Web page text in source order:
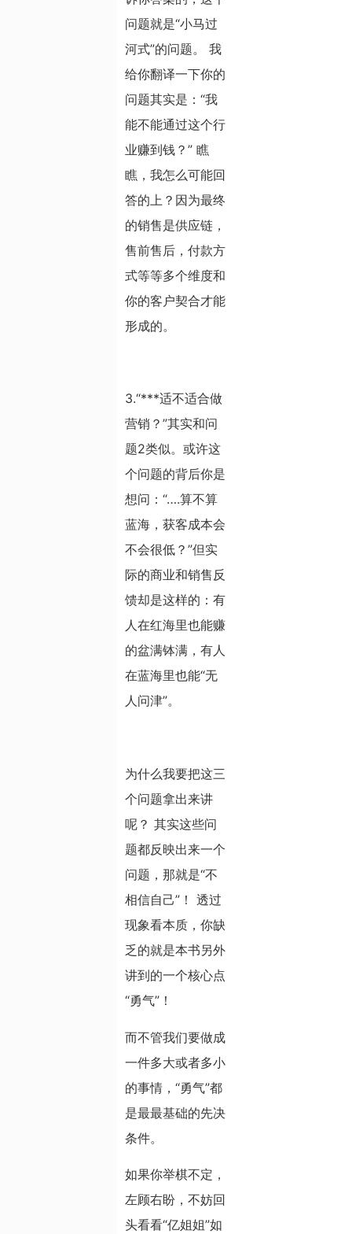
问题就是“小马过
河式”的问题。 我
给你翻译一下你的
问题其实是：“我
能不能通过这个行
业赚到钱？” 瞧
瞧，我怎么可能回
答的上？因为最终
的销售是供应链，
售前售后，付款方
式等等多个维度和
你的客户契合才能
形成的。
3.“***适不适合做
营销？”其实和问
题2类似。或许这
个问题的背后你是
想问：“….算不算
蓝海，获客成本会
不会很低？”但实
际的商业和销售反
馈却是这样的：有
人在红海里也能赚
的盆满钵满，有人
在蓝海里也能“无
人问津”。
为什么我要把这三
个问题拿出来讲
呢？ 其实这些问
题都反映出来一个
问题，那就是“不
相信自己”！ 透过
现象看本质，你缺
乏的就是本书另外
讲到的一个核心点
“勇气”！
而不管我们要做成
一件多大或者多小
的事情，“勇气”都
是最最基础的先决
条件。
如果你举棋不定，
左顾右盼，不妨回
头看看“亿姐姐”如